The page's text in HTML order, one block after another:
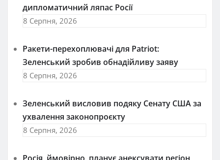
дипломатичний ляпас Росії
8 Серпня, 2026
Ракети-перехоплювачі для Patriot:
Зеленський зробив обнадійливу заяву
8 Серпня, 2026
Зеленський висловив подяку Сенату США за
ухвалення законопроєкту
8 Серпня, 2026